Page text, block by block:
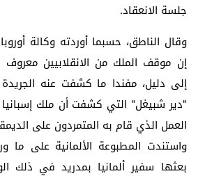
جلسة الانعقاد.
وقال الناطق، حسبما أوردته وكالة
إن موقف الملك من الانقلابيين
إلى دليل، مفندا ما كشفت عنه الجريدة
"دير شبيغل" التي كشفت أن ملك
العمل الذي قام به المتمردون على
واستندت المطبوعة الألمانية على
بعثها سفير ألمانيا بمدريد في ذلك